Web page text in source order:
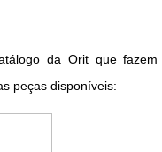
da Orit que fazem
peças disponíveis: